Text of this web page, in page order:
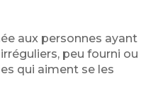
aux personnes ayant
peu fourni ou
qui aiment se les